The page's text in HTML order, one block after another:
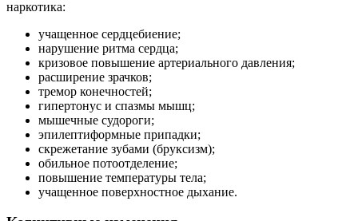
наркотика:
учащенное сердцебиение;
нарушение ритма сердца;
кризовое повышение артериального давления;
расширение зрачков;
тремор конечностей;
гипертонус и спазмы мышц;
мышечные судороги;
эпилептиформные припадки;
скрежетание зубами (бруксизм);
обильное потоотделение;
повышение температуры тела;
учащенное поверхностное дыхание.